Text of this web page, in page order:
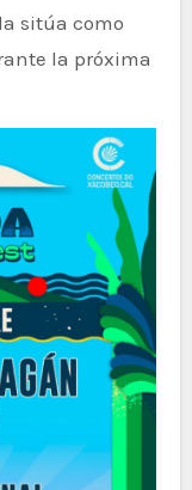
sitúa como
la próxima